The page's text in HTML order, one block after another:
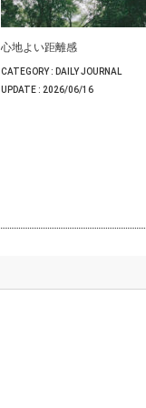
心地よい距離感
CATEGORY : DAILY JOURNAL
UPDATE : 2026/06/16